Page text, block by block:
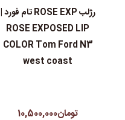
رژلب ROSE EXP تام فورد |
ROSE EXPOSED LIP
COLOR Tom Ford N3
west coast
تومان10,500,000